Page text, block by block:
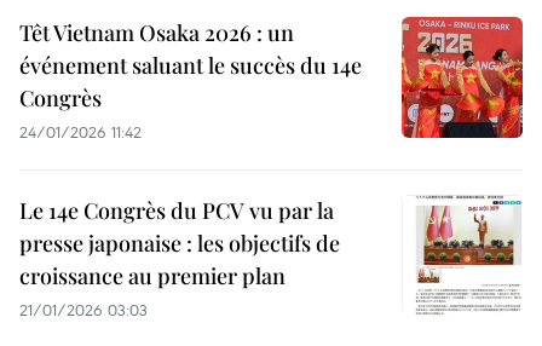
Têt Vietnam Osaka 2026 : un
événement saluant le succès du 14e
Congrès
24/01/2026 11:42
Le 14e Congrès du PCV vu par la
presse japonaise : les objectifs de
croissance au premier plan
21/01/2026 03:03